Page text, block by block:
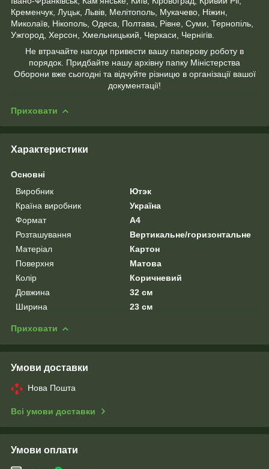
Кременчук, Луцьк, Львів, Мелітополь, Мукачево, Ніжин,
Миколаїв, Нікополь, Одеса, Полтава, Рівне, Суми, Тернопіль,
Ужгород, Херсон, Хмельницький, Черкаси, Чернігів.
Не втрачайте нагоди привести вашу паперову роботу в
порядок. Придбайте нашу архівну папку Міністерства
Оборони вже сьогодні та відчуйте різницю в організації вашої
документації!
Приховати
Характеристики
Основні
Виробник
Ютэк
Країна виробник
Україна
Формат
A4
Розташування
Вертикальне/горизонтальне
Матеріал
Картон
Поверхня
Матова
Колір
Коричневий
Довжина
32 см
Ширина
23 см
Приховати
Умови доставки
Нова Пошта
Всі умови доставки
Умови оплати